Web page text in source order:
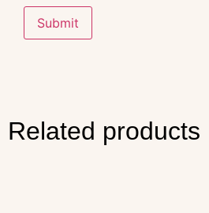
Related products